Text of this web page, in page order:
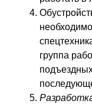
группа